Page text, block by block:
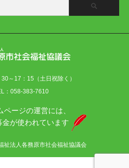
～17：15（土日祝除く）
：058-383-7610
ページの運営には、
が使われています
祉法人各務原市社会福祉協議会